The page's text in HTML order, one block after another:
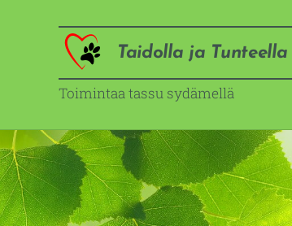
Taidolla ja Tunteella
Toimintaa tassu sydämellä